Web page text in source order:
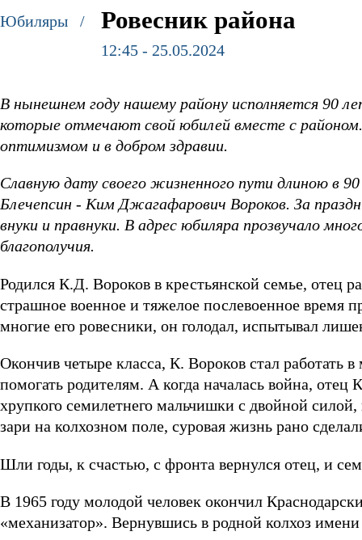
Юбиляры / Ровесник района
12:45 - 25.05.2024
В нынешнем году нашему району исполняется 90
которые отмечают свой юбилей вместе с
оптимизмом и в добром здравии.
Славную дату своего жизненного пути длиною в
Блечепсин - Ким Джагафарович Вороков. За
внуки и правнуки. В адрес юбиляра прозвучало
благополучия.
Родился К.Д. Вороков в крестьянской семье, отец
страшное военное и тяжелое послевоенное время
многие его ровесники, он голодал, испытывал
Окончив четыре класса, К. Вороков стал работать
помогать родителям. А когда началась война,
хрупкого семилетнего мальчишки с двойной
зари на колхозном поле, суровая жизнь рано
Шли годы, к счастью, с фронта вернулся отец, и
В 1965 году молодой человек окончил
«механизатор». Вернувшись в родной колхоз